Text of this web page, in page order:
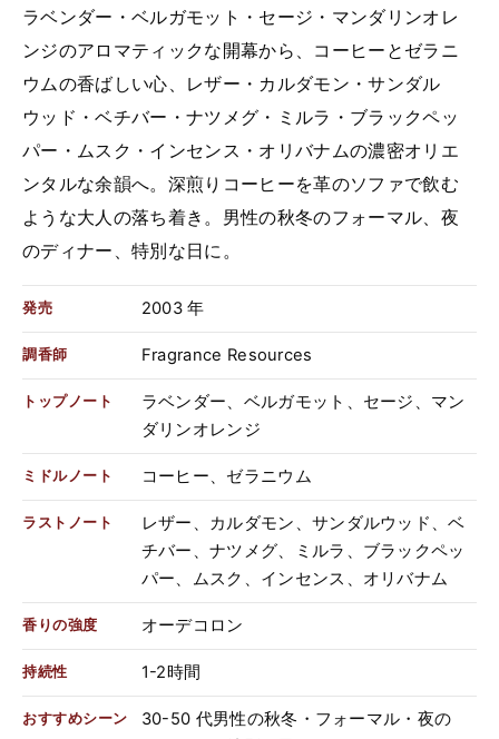
ラベンダー・ベルガモット・セージ・マンダリンオレ
ンジのアロマティックな開幕から、コーヒーとゼラニ
ウムの香ばしい心、レザー・カルダモン・サンダル
ウッド・ベチバー・ナツメグ・ミルラ・ブラックペッ
パー・ムスク・インセンス・オリバナムの濃密オリエ
ンタルな余韻へ。深煎りコーヒーを革のソファで飲む
ような大人の落ち着き。男性の秋冬のフォーマル、夜
のディナー、特別な日に。
発売 2003 年
調香師 Fragrance Resources
トップノート
ラベンダー、ベルガモット、セージ、マン
ダリンオレンジ
ミドルノート コーヒー、ゼラニウム
ラストノート
レザー、カルダモン、サンダルウッド、ベ
チバー、ナツメグ、ミルラ、ブラックペッ
パー、ムスク、インセンス、オリバナム
香りの強度 オーデコロン
持続性 1-2時間
おすすめシーン
30-50 代男性の秋冬・フォーマル・夜の